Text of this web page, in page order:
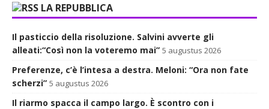
LA REPUBBLICA
Il pasticcio della risoluzione. Salvini avverte gli
alleati:“Così non la voteremo mai” 5 augustus 2026
Preferenze, c’è l’intesa a destra. Meloni: “Ora non fate
scherzi” 5 augustus 2026
Il riarmo spacca il campo largo. È scontro con i